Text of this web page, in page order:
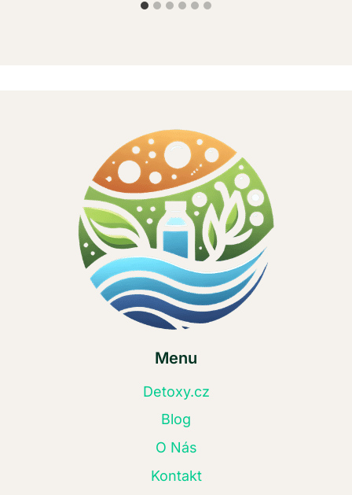
Menu
Detoxy.cz
Blog
O Nás
Kontakt